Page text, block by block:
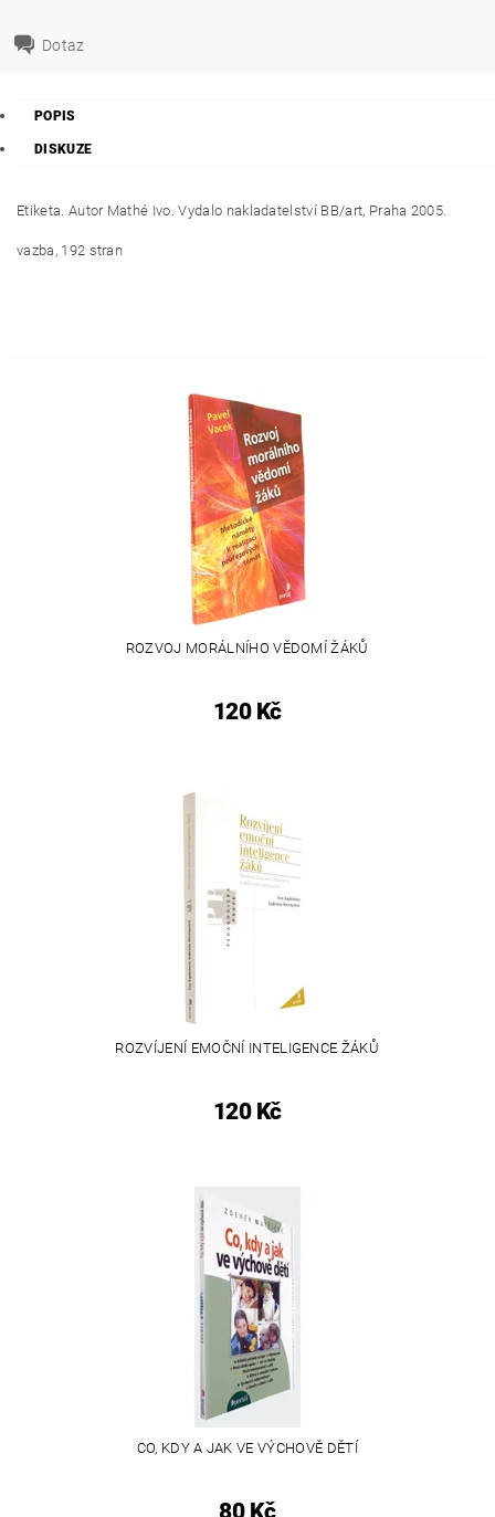
Dotaz
POPIS
DISKUZE
Etiketa. Autor Mathé Ivo. Vydalo nakladatelství BB/art, Praha 2005.
vazba, 192 stran
ROZVOJ MORÁLNÍHO VĚDOMÍ ŽÁKŮ
120 Kč
ROZVÍJENÍ EMOČNÍ INTELIGENCE ŽÁKŮ
120 Kč
CO, KDY A JAK VE VÝCHOVĚ DĚTÍ